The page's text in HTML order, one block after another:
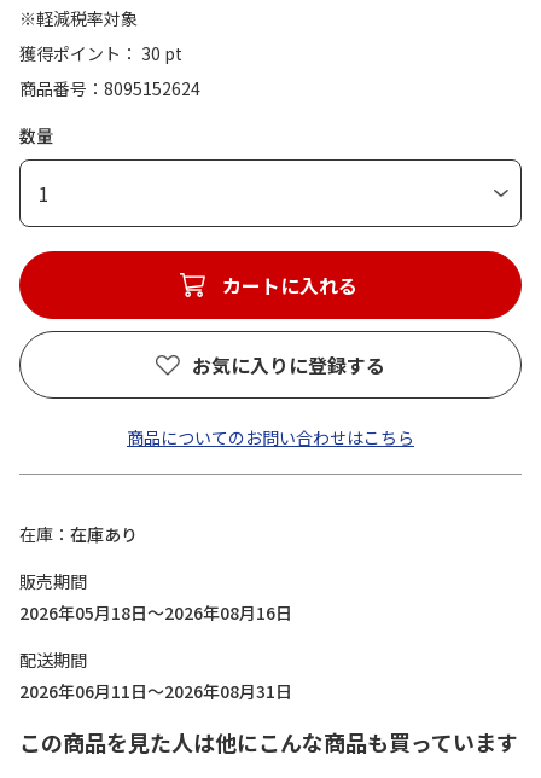
※軽減税率対象
獲得ポイント： 30 pt
商品番号
8095152624
数量
1
カートに入れる
お気に入りに登録する
商品についてのお問い合わせはこちら
在庫
在庫あり
販売期間
2026年05月18日～2026年08月16日
配送期間
2026年06月11日～2026年08月31日
この商品を見た人は他にこんな商品も買っています